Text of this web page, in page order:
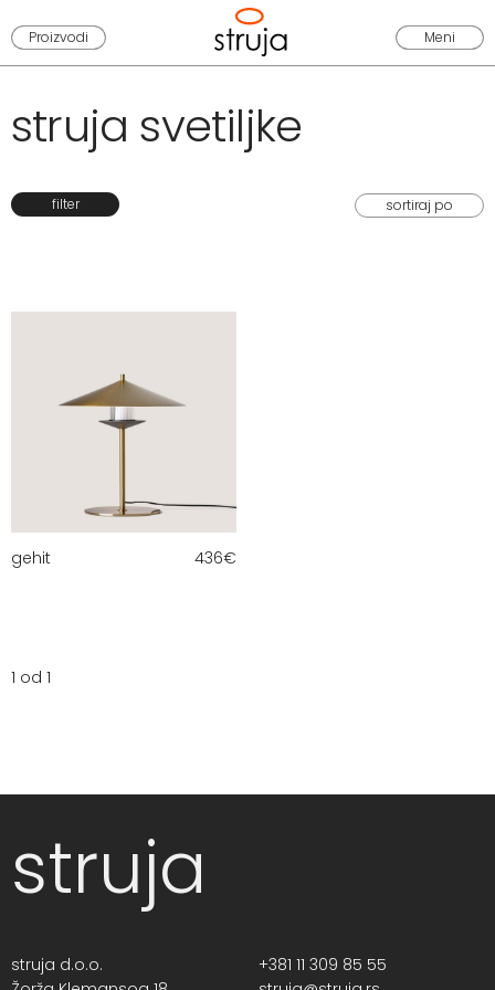
Proizvodi Meni
struja svetiljke
filter
gehit 436€
1 od 1
struja
struja d.o.o.
+381 11 309 85 55